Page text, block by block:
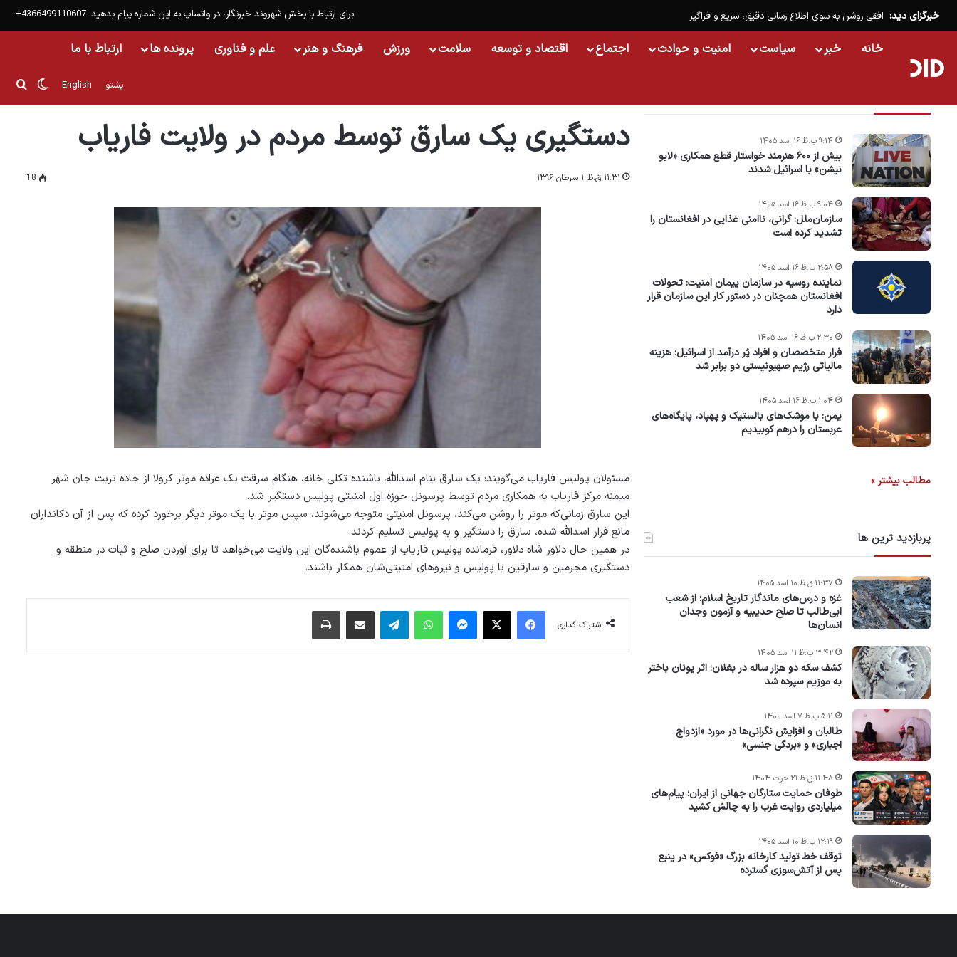
برای ارتباط با بخش شهروند خبرنگار، در واتساپ به این شماره پیام بدهید: 4366499110607+ خبرگزای دید: افقی روشن به سوی اطلاع رسانی دقیق، سریع و فراگیر
خانه خبر سیاست امنیت و حوادث اجتماع اقتصاد و توسعه سلامت ورزش فرهنگ و هنر علم و فناوری پرونده ها ارتباط با ما
English پشتو تغییر
دستگیری یک سارق توسط مردم در ولایت فاریاب
۱۱:۳۱ ق.ظ ۱ سرطان ۱۳۹۶ 18
مسئولان پولیس فاریاب می‌گویند: یک سارق بنام اسدالله، باشنده تکلی خانه، هنگام سرقت یک عراده موتر کرولا از جاده تربت جان شهر
میمنه مرکز فاریاب به همکاری مردم توسط پرسونل حوزه اول امنیتی پولیس دستگیر شد.
این سارق زمانی‌که موتر را روشن می‌کند، پرسونل امنیتی متوجه می‌شوند، سپس موتر با یک موتر دیگر برخورد کرده که پس از آن دکانداران
مانع فرار اسدالله شده، سارق را دستگیر و به پولیس تسلیم کردند.
در همین حال دلاور شاه دلاور، فرمانده پولیس فاریاب از عموم باشنده‌گان این ولایت می‌خواهد تا برای آوردن صلح و ثبات در منطقه و
دستگیری مجرمین و سارقین با پولیس و نیروهای امنیتی‌شان همکار باشند.
اشتراک گذاری
فیس بوک X پیام رسان واتس آپ تلگرام اشتراک گذاری از طریق ایمیل
بیش از ۶۰۰ هنرمند خواستار قطع همکاری «لایو
نیشن» با اسرائیل شدند
۹:۱۴ ب.ظ ۱۶ اسد ۱۴۰۵
سازمان‌ملل: گرانی، ناامنی غذایی در افغانستان را
تشدید کرده است
۹:۰۴ ب.ظ ۱۶ اسد ۱۴۰۵
نماینده روسیه در سازمان پیمان امنیت: تحولات
افغانستان همچنان در دستور کار این سازمان قرار
دارد
۲:۵۸ ب.ظ ۱۶ اسد ۱۴۰۵
فرار متخصصان و افراد پُر درآمد از اسرائیل؛ هزینه
مالیاتی رژیم صهیونیستی دو برابر شد
۲:۳۰ ب.ظ ۱۶ اسد ۱۴۰۵
یمن: با موشک‌های بالستیک و پهپاد، پایگاه‌های
عربستان را درهم کوبیدیم
۱:۰۴ ب.ظ ۱۶ اسد ۱۴۰۵
مطالب بیشتر »
پربازدید ترین ها
غزه و درس‌های ماندگار تاریخ اسلام؛ از شعب
ابی‌طالب تا صلح حدیبیه و آزمون وجدان
انسان‌ها
۱۱:۳۷ ق.ظ ۱۰ اسد ۱۴۰۵
کشف سکه دو هزار ساله در بغلان؛ اثر یونان باختر
به موزیم سپرده شد
۳:۴۲ ب.ظ ۱۱ اسد ۱۴۰۵
طالبان و افزایش نگرانی‌ها در مورد «ازدواج
اجباری» و «بردگی جنسی»
۵:۱۱ ب.ظ ۷ اسد ۱۴۰۰
طوفان حمایت ستارگان جهانی از ایران؛ پیام‌های
میلیاردی روایت غرب را به چالش کشید
۱۱:۴۸ ق.ظ ۲۱ حوت ۱۴۰۴
توقف خط تولید کارخانه بزرگ «فوکس» در ینبع
پس از آتش‌سوزی گسترده
۱۲:۱۹ ب.ظ ۱۰ اسد ۱۴۰۵